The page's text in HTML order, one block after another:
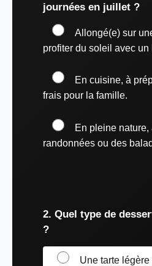
journées en juillet ?
Allongé(e) sur
profiter du soleil avec un
En cuisine, à
frais pour la famille.
En pleine nature,
randonnées ou des
2. Quel type de
?
Une tarte légère